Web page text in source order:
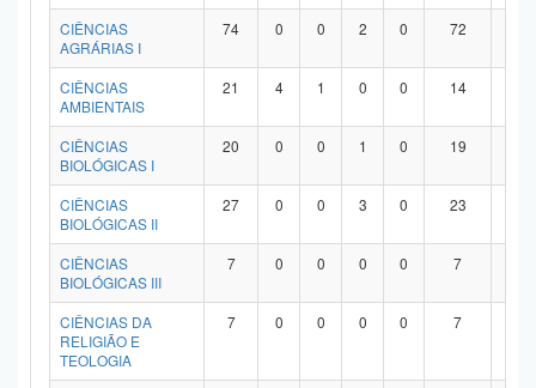
CIÊNCIAS
AGRÁRIAS I
74 0 0 2 0 72
CIÊNCIAS
AMBIENTAIS
21 4 1 0 0 14
CIÊNCIAS
BIOLÓGICAS I
20 0 0 1 0 19
CIÊNCIAS
BIOLÓGICAS II
27 0 0 3 0 23
CIÊNCIAS
BIOLÓGICAS III
7 0 0 0 0 7
CIÊNCIAS DA
RELIGIÃO E
TEOLOGIA
7 0 0 0 0 7